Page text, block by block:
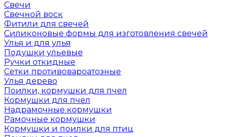
Свечи
Свечной воск
Фитили для свечей
Силиконовые формы для изготовления свечей
Улья и для улья
Подушки ульевые
Ручки откидные
Сетки противовароатозные
Улья дерево
Поилки, кормушки для пчел
Кормушки для пчел
Надрамочные кормушки
Рамочные кормушки
Кормушки и поилки для птиц